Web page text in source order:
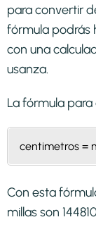
para convertir
fórmula podrás
con una
usanza.
La fórmula
centimetros =
Con esta
millas son